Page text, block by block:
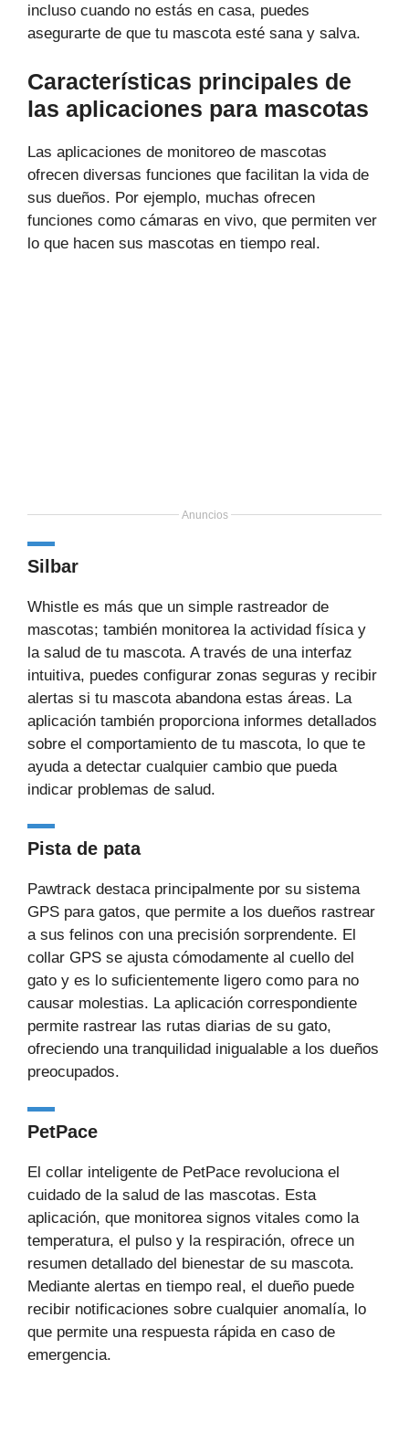
incluso cuando no estás en casa, puedes
asegurarte de que tu mascota esté sana y salva.
Características principales de
las aplicaciones para mascotas
Las aplicaciones de monitoreo de mascotas
ofrecen diversas funciones que facilitan la vida de
sus dueños. Por ejemplo, muchas ofrecen
funciones como cámaras en vivo, que permiten ver
lo que hacen sus mascotas en tiempo real.
Anuncios
Silbar
Whistle es más que un simple rastreador de
mascotas; también monitorea la actividad física y
la salud de tu mascota. A través de una interfaz
intuitiva, puedes configurar zonas seguras y recibir
alertas si tu mascota abandona estas áreas. La
aplicación también proporciona informes detallados
sobre el comportamiento de tu mascota, lo que te
ayuda a detectar cualquier cambio que pueda
indicar problemas de salud.
Pista de pata
Pawtrack destaca principalmente por su sistema
GPS para gatos, que permite a los dueños rastrear
a sus felinos con una precisión sorprendente. El
collar GPS se ajusta cómodamente al cuello del
gato y es lo suficientemente ligero como para no
causar molestias. La aplicación correspondiente
permite rastrear las rutas diarias de su gato,
ofreciendo una tranquilidad inigualable a los dueños
preocupados.
PetPace
El collar inteligente de PetPace revoluciona el
cuidado de la salud de las mascotas. Esta
aplicación, que monitorea signos vitales como la
temperatura, el pulso y la respiración, ofrece un
resumen detallado del bienestar de su mascota.
Mediante alertas en tiempo real, el dueño puede
recibir notificaciones sobre cualquier anomalía, lo
que permite una respuesta rápida en caso de
emergencia.